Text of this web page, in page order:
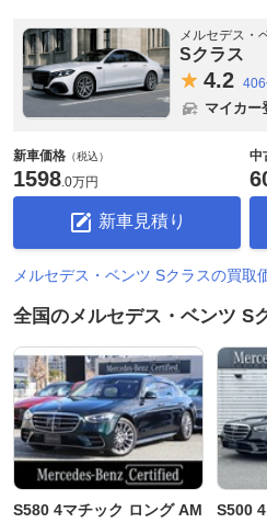
メルセデス・
Sクラス
4.2
マイカー
新車価格 （税込）
1598.0万円
新車見積り
中
メルセデス・ベンツ Sクラスの買取
全国のメルセデス・ベンツ S
S580 4マチック ロング AM
S500